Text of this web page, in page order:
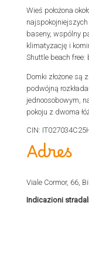
Wieś położona
baseny, wspólny
klimatyzację i
Shuttle beach
Domki złożone są
podwójną
jednoosobowym,
pokoju z dwoma
CIN:
Adres
Viale Cormor, 66,
Indicazioni